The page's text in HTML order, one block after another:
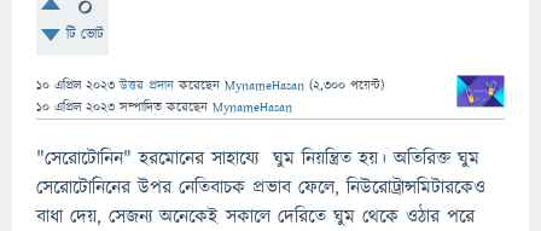
টি ভোট
10 এপ্রিল 2023 উত্তর প্রদান করেছেন MynameHasan (2,300 পয়েন্ট)
10 এপ্রিল 2023 সম্পাদিত করেছেন MynameHasan
"সেরোটোনিন" হরমোনের সাহায্যে ঘুম নিয়ন্ত্রিত হয়। অতিরিক্ত ঘুম
সেরোটোনিনের উপর নেতিবাচক প্রভাব ফেলে, নিউরোট্রান্সমিটারকেও
বাধা দেয়, সেজন্য অনেকেই সকালে দেরিতে ঘুম থেকে ওঠার পরে